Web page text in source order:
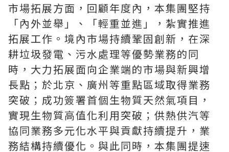
市場拓展方面，回顧年度內，本集團堅持
「內外並舉」、「輕重並進」，紮實推進
拓展工作。境內市場持續鞏固創新，在深
耕垃圾發電、污水處理等優勢業務的同
時，大力拓展面向企業端的市場與新興增
長點；於北京、廣州等重點區域取得業務
突破；成功簽署首個生物質天然氣項目，
實現生物質高值化利用突破；供熱供汽等
協同業務多元化水平與貢獻持續提升，業
務結構持續優化。與此同時，本集團提速